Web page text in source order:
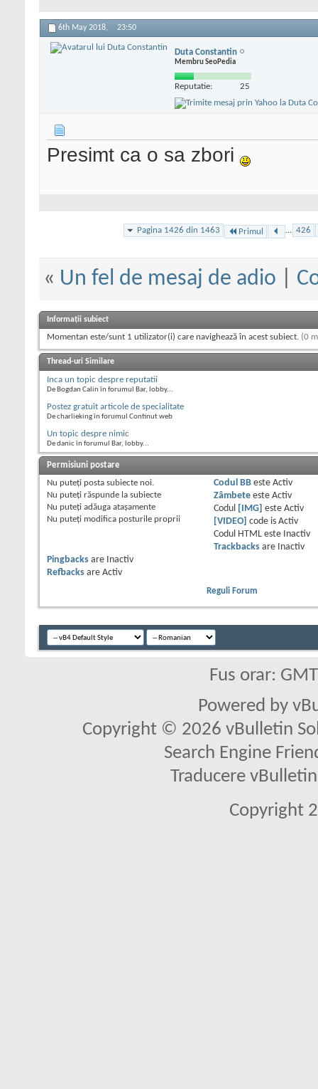
6th May 2018, 23:50
Duta Constantin
Membru SeoPedia
Reputatie: 25
Presimt ca o sa zbori
Pagina 1426 din 1463 Primul ... 426
« Un fel de mesaj de adio
Informații subiect
Momentan este/sunt 1 utilizator(i) care navighează în acest subiect. (0
Thread-uri Similare
Inca un topic despre reputatii
De Bogdan Calin în forumul Bar, lobby...
Postez gratuit articole de specialitate
De charlieking în forumul Continut web
Un topic despre nimic
De danic în forumul Bar, lobby...
Permisiuni postare
Nu puteţi posta subiecte noi.
Nu puteţi răspunde la subiecte
Nu puteţi adăuga ataşamente
Nu puteţi modifica posturile proprii
Codul BBeste Activ
Zâmbeteeste Activ
Codul
[IMG] este Activ
[VIDEO] code is Activ
Codul HTML este
Inactiv
Trackbacksare
Inactiv
Pingbacks are
Inactiv
Refbacks are Activ
Reguli Forum
Fus orar:
Powered by
Copyright © 2026 vBulletin
Search Engine
Traducere
Copyright